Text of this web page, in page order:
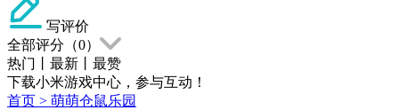
写评价
全部评分（0）
热门
最新
最赞
下载小米游戏中心，参与互动！
首页 > 萌萌仓鼠乐园